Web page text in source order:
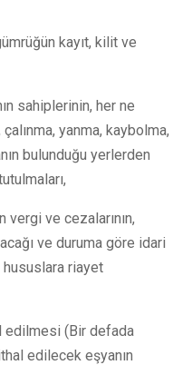
kayıt, kilit ve
sahiplerinin, her ne
yanma, kaybolma,
bulunduğu yerlerden
ve cezalarının,
ve duruma göre idari
hususlara riayet
edilmesi (Bir defada
edilecek eşyanın